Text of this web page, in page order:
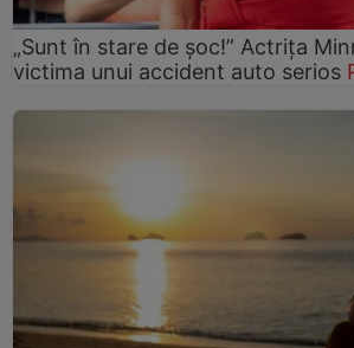
„Sunt în stare de șoc!” Actrița
victima unui accident auto serios